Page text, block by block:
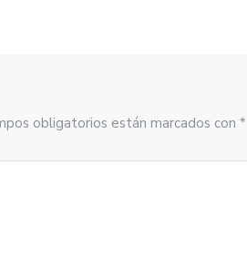
obligatorios están marcados con *